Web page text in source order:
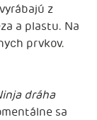
z
a plastu. Na
prvkov.
dráha
sa